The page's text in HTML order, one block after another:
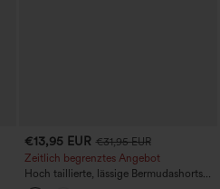
€13,95 EUR €31,95 EUR
Zeitlich begrenztes Angebot
Hoch taillierte, lässige Bermudashorts
mit Leopardenmuster und Taschen